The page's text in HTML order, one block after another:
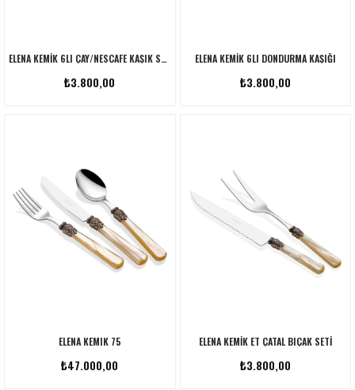
ELENA KEMIK 6LI ÇAY/NESCAFE KAŞIK SETI
₺3.800,00
ELENA KEMIK 6LI DONDURMA KAŞIĞI
₺3.800,00
ELENA KEMIK 75
₺47.000,00
ELENA KEMIK ET ÇATAL BIÇAK SETI
₺3.800,00